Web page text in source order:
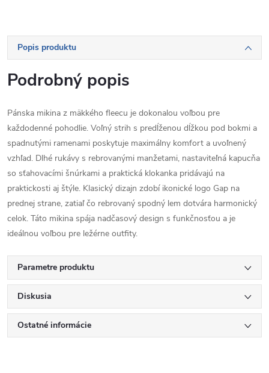
Popis produktu
Podrobný popis
Pánska mikina z mäkkého fleecu je dokonalou voľbou pre
každodenné pohodlie. Voľný strih s predĺženou dĺžkou pod bokmi a
spadnutými ramenami poskytuje maximálny komfort a uvoľnený
vzhľad. Dlhé rukávy s rebrovanými manžetami, nastaviteľná kapucňa
so sťahovacími šnúrkami a praktická klokanka pridávajú na
praktickosti aj štýle. Klasický dizajn zdobí ikonické logo Gap na
prednej strane, zatiaľ čo rebrovaný spodný lem dotvára harmonický
celok. Táto mikina spája nadčasový design s funkčnosťou a je
ideálnou voľbou pre ležérne outfity.
Parametre produktu
Diskusia
Ostatné informácie